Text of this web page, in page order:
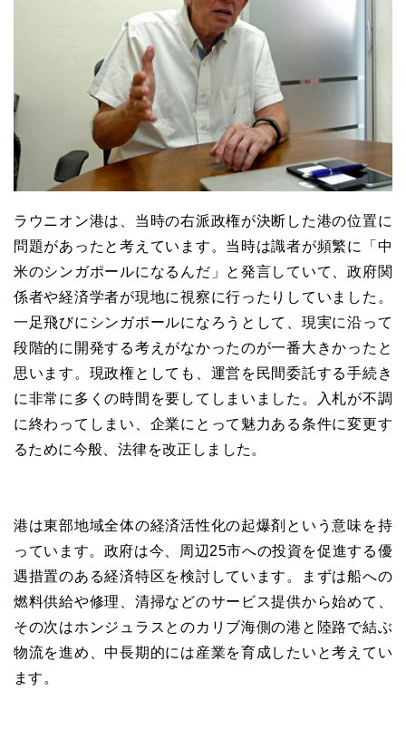
ラウニオン港は、当時の右派政権が決断した港の位置に
問題があったと考えています。当時は識者が頻繁に「中
米のシンガポールになるんだ」と発言していて、政府関
係者や経済学者が現地に視察に行ったりしていました。
一足飛びにシンガポールになろうとして、現実に沿って
段階的に開発する考えがなかったのが一番大きかったと
思います。現政権としても、運営を民間委託する手続き
に非常に多くの時間を要してしまいました。入札が不調
に終わってしまい、企業にとって魅力ある条件に変更す
るために今般、法律を改正しました。
港は東部地域全体の経済活性化の起爆剤という意味を持
っています。政府は今、周辺25市への投資を促進する優
遇措置のある経済特区を検討しています。まずは船への
燃料供給や修理、清掃などのサービス提供から始めて、
その次はホンジュラスとのカリブ海側の港と陸路で結ぶ
物流を進め、中長期的には産業を育成したいと考えてい
ます。